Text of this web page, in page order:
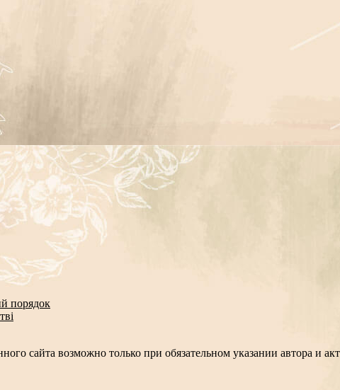
порядок
сайта возможно только при обязательном указании автора и